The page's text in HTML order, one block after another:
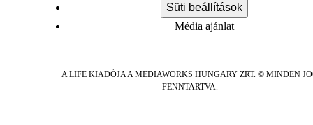
Süti beállítások
Média ajánlat
A LIFE KIADÓJA A MEDIAWORKS HUNGARY ZRT. © MINDEN
FENNTARTVA.